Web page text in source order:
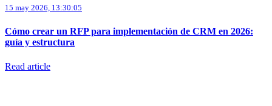
15 may 2026, 13:30:05
Cómo crear un RFP para implementación de CRM en 2026:
guía y estructura
Read article